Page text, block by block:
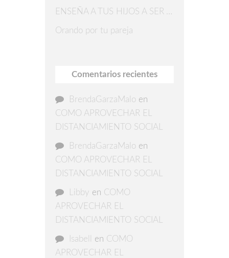
ENSEÑA A TUS HIJOS A SER AGRADECIDOS
Orando por tu pareja
Comentarios recientes
BrendaGarzaMalo en
COMO APROVECHAR EL
DISTANCIAMIENTO SOCIAL
BrendaGarzaMalo en
COMO APROVECHAR EL
DISTANCIAMIENTO SOCIAL
Libby en COMO
APROVECHAR EL
DISTANCIAMIENTO SOCIAL
Isabell en COMO
APROVECHAR EL